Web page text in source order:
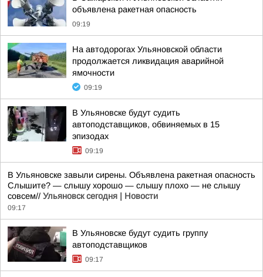
объявлена ракетная опасность
09:19
На автодорогах Ульяновской области
продолжается ликвидация аварийной
ямочности
09:19
В Ульяновске будут судить
автоподставщиков, обвиняемых в 15
эпизодах
09:19
В Ульяновске завыли сирены. Объявлена ракетная опасность
Слышите? — слышу хорошо — слышу плохо — не слышу
совсем// Ульяновск сегодня | Новости
09:17
В Ульяновске будут судить группу
автоподставщиков
09:17